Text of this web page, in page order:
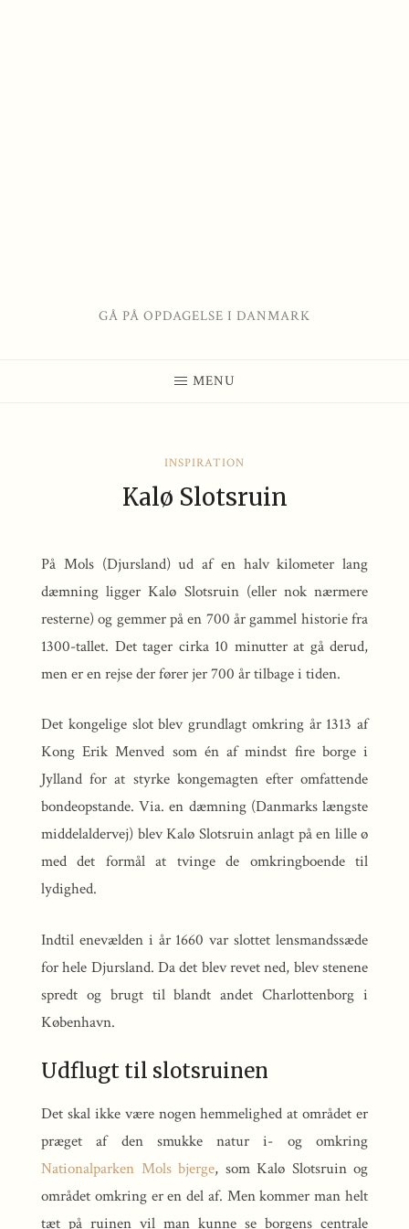
GÅ PÅ OPDAGELSE I DANMARK
MENU
INSPIRATION
Kalø Slotsruin
På Mols (Djursland) ud af en halv kilometer lang
dæmning ligger Kalø Slotsruin (eller nok nærmere
resterne) og gemmer på en 700 år gammel historie fra
1300-tallet. Det tager cirka 10 minutter at gå derud,
men er en rejse der fører jer 700 år tilbage i tiden.
Det kongelige slot blev grundlagt omkring år 1313 af
Kong Erik Menved som én af mindst fire borge i
Jylland for at styrke kongemagten efter omfattende
bondeopstande. Via. en dæmning (Danmarks længste
middelaldervej) blev Kalø Slotsruin anlagt på en lille ø
med det formål at tvinge de omkringboende til
lydighed.
Indtil enevælden i år 1660 var slottet lensmandssæde
for hele Djursland. Da det blev revet ned, blev stenene
spredt og brugt til blandt andet Charlottenborg i
København.
Udflugt til slotsruinen
Det skal ikke være nogen hemmelighed at området er
præget af den smukke natur i- og omkring
Nationalparken Mols bjerge, som Kalø Slotsruin og
området omkring er en del af. Men kommer man helt
tæt på ruinen vil man kunne se borgens centrale